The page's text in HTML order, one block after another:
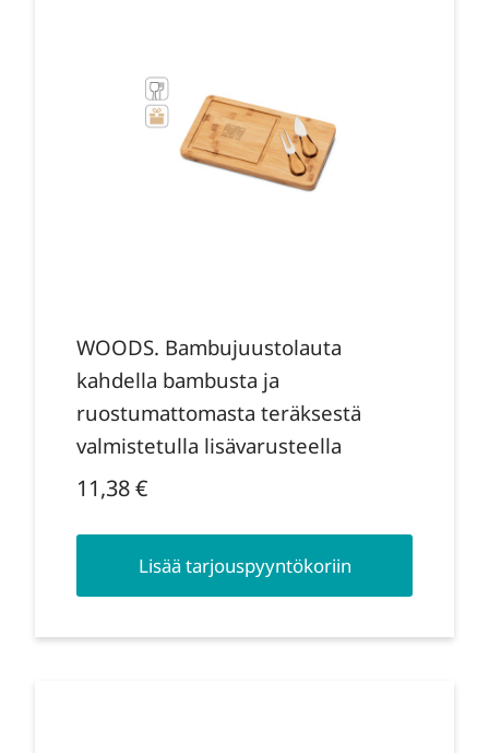
WOODS. Bambujuustolauta
kahdella bambusta ja
ruostumattomasta teräksestä
valmistetulla lisävarusteella
11,38€
Lisää tarjouspyyntökoriin